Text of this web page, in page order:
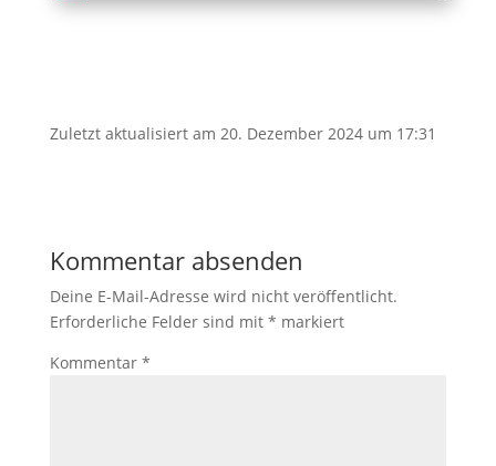
Zuletzt aktualisiert am 20. Dezember 2024 um 17:31
Kommentar absenden
Deine E-Mail-Adresse wird nicht veröffentlicht.
Erforderliche Felder sind mit * markiert
Kommentar *